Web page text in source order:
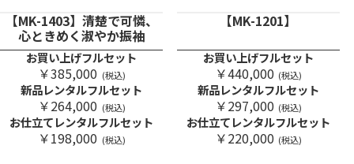
【MK-1403】清楚で可憐、
心ときめく淑やか振袖
お買い上げフルセット
￥385,000 (税込)
新品レンタルフルセット
￥264,000 (税込)
お仕立てレンタルフルセット
￥198,000 (税込)
【MK-1201】
お買い上げフルセット
￥440,000 (税込)
新品レンタルフルセット
￥297,000 (税込)
お仕立てレンタルフルセット
￥220,000 (税込)